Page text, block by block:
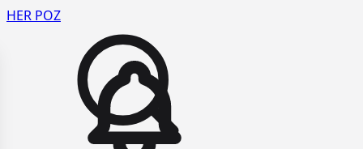
HER POZ